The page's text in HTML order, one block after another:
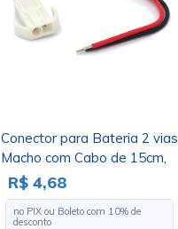
Conector para Bateria 2 vias
Macho com Cabo de 15cm,
suporta Corrente de 20A -
ELR-2P 31272
R$ 4,68
no PIX ou Boleto com 10% de
desconto